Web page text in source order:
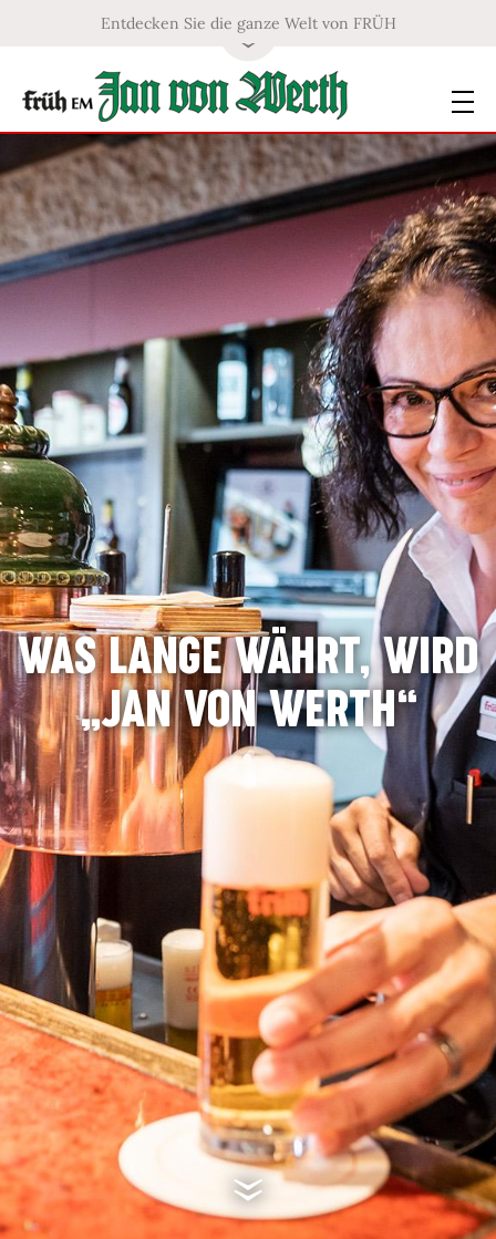
Entdecken Sie die ganze Welt von FRÜH
WAS LANGE WÄHRT, WIRD
„JAN VON WERTH“